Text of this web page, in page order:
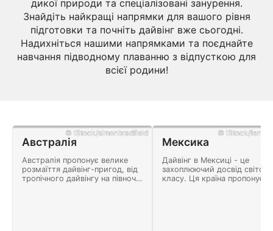
дикої природи та спеціалізовані занурення.
Знайдіть найкращі напрямки для вашого рівня
підготовки та почніть дайвінг вже сьогодні.
Надихніться нашими напрямками та поєднайте
навчання підводному плаванню з відпусткою для
всієї родини!
© iStock/simonbradfield
Австралія
Австралія пропонує велике
розмаїття дайвінг-пригод, від
тропічного дайвінгу на півночі
© iStock/
Мексика
Дайвінг в Мексиці - це
захоплюючий досвід
класу. Ця країна пропонує